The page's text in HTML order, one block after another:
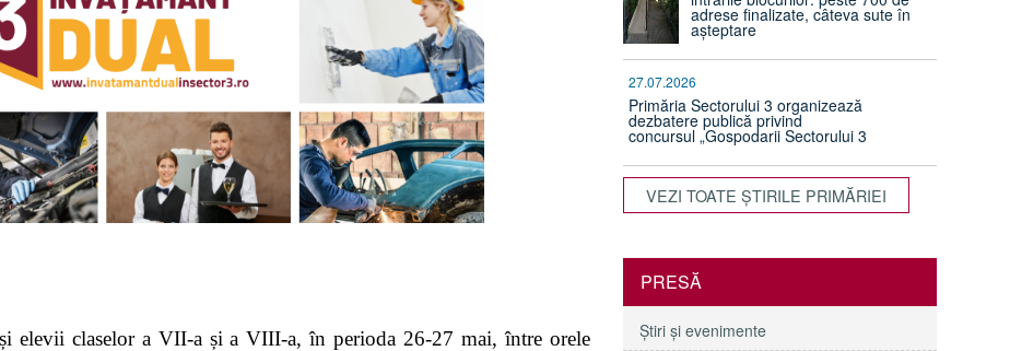
claselor a VII-a și a VIII-a, în perioda 26-27 mai, între orele
adrese finalizate, câteva sute în
așteptare
27.07.2026
Primăria Sectorului 3 organizează
dezbatere publică privind
concursul „Gospodarii Sectorului 3
VEZI TOATE ŞTIRILE PRIMĂRIEI
PRESĂ
Ştiri şi evenimente